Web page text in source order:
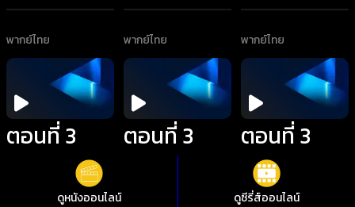
พากย์ไทย พากย์ไทย พากย์ไทย
ตอนที่ 3 ตอนที่ 3 ตอนที่ 3
พากย์ไทย
ดูหนังออนไลน์ ดูซีรี่ส์ออนไลน์